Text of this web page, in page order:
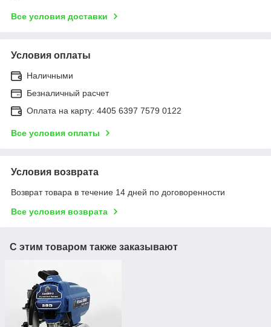
Все условия доставки
Условия оплаты
Наличными
Безналичный расчет
Оплата на карту: 4405 6397 7579 0122
Все условия оплаты
Условия возврата
Возврат товара в течение 14 дней по договоренности
Все условия возврата
С этим товаром также заказывают